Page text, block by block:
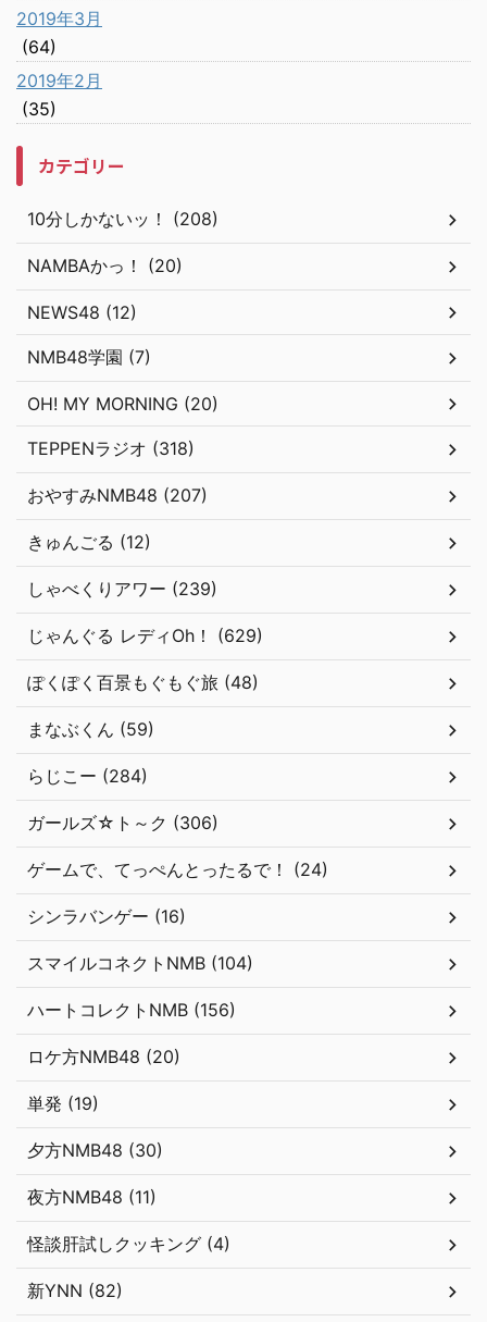
2019年3月
(64)
2019年2月
(35)
カテゴリー
10分しかないッ！ (208)
NAMBAかっ！ (20)
NEWS48 (12)
NMB48学園 (7)
OH! MY MORNING (20)
TEPPENラジオ (318)
おやすみNMB48 (207)
きゅんごる (12)
しゃべくりアワー (239)
じゃんぐる レディOh！ (629)
ぽくぽく百景もぐもぐ旅 (48)
まなぶくん (59)
らじこー (284)
ガールズ☆ト～ク (306)
ゲームで、てっぺんとったるで！ (24)
シンラバンゲー (16)
スマイルコネクトNMB (104)
ハートコレクトNMB (156)
ロケ方NMB48 (20)
単発 (19)
夕方NMB48 (30)
夜方NMB48 (11)
怪談肝試しクッキング (4)
新YNN (82)